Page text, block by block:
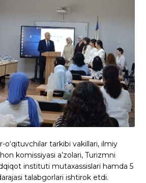
o‘qituvchilar tarkibi vakillari, ilmiy
komissiyasi a’zolari, Turizmni
instituti mutaxassislari hamda 5
talabgorlari ishtirok etdi.